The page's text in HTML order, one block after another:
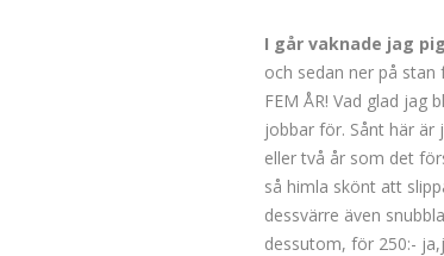
I går vaknade jag
och sedan ner på
FEM ÅR! Vad glad
jobbar för. Sånt här
eller två år som det
så himla skönt att
dessvärre även
dessutom, för 250:-